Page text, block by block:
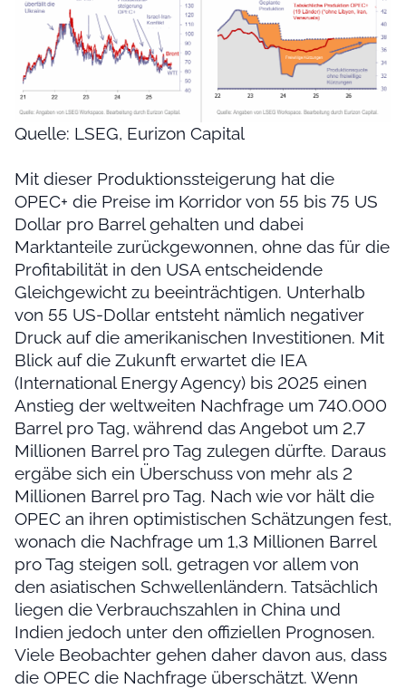
Quelle: LSEG, Eurizon Capital
Mit dieser Produktionssteigerung hat die
OPEC+ die Preise im Korridor von 55 bis 75 US
Dollar pro Barrel gehalten und dabei
Marktanteile zurückgewonnen, ohne das für die
Profitabilität in den USA entscheidende
Gleichgewicht zu beeinträchtigen. Unterhalb
von 55 US-Dollar entsteht nämlich negativer
Druck auf die amerikanischen Investitionen. Mit
Blick auf die Zukunft erwartet die IEA
(International Energy Agency) bis 2025 einen
Anstieg der weltweiten Nachfrage um 740.000
Barrel pro Tag, während das Angebot um 2,7
Millionen Barrel pro Tag zulegen dürfte. Daraus
ergäbe sich ein Überschuss von mehr als 2
Millionen Barrel pro Tag. Nach wie vor hält die
OPEC an ihren optimistischen Schätzungen fest,
wonach die Nachfrage um 1,3 Millionen Barrel
pro Tag steigen soll, getragen vor allem von
den asiatischen Schwellenländern. Tatsächlich
liegen die Verbrauchszahlen in China und
Indien jedoch unter den offiziellen Prognosen.
Viele Beobachter gehen daher davon aus, dass
die OPEC die Nachfrage überschätzt. Wenn